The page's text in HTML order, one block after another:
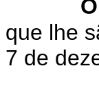
O
que lhe
7 de